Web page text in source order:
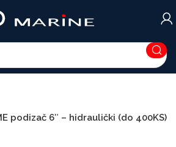
podizač 6″ – hidraulički (do 400KS)